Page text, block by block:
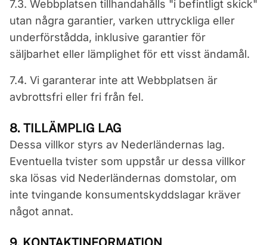
7.3. Webbplatsen tillhandahålls "i befintligt skick"
utan några garantier, varken uttryckliga eller
underförstådda, inklusive garantier för
säljbarhet eller lämplighet för ett visst ändamål.
7.4. Vi garanterar inte att Webbplatsen är
avbrottsfri eller fri från fel.
8. TILLÄMPLIG LAG
Dessa villkor styrs av Nederländernas lag.
Eventuella tvister som uppstår ur dessa villkor
ska lösas vid Nederländernas domstolar, om
inte tvingande konsumentskyddslagar kräver
något annat.